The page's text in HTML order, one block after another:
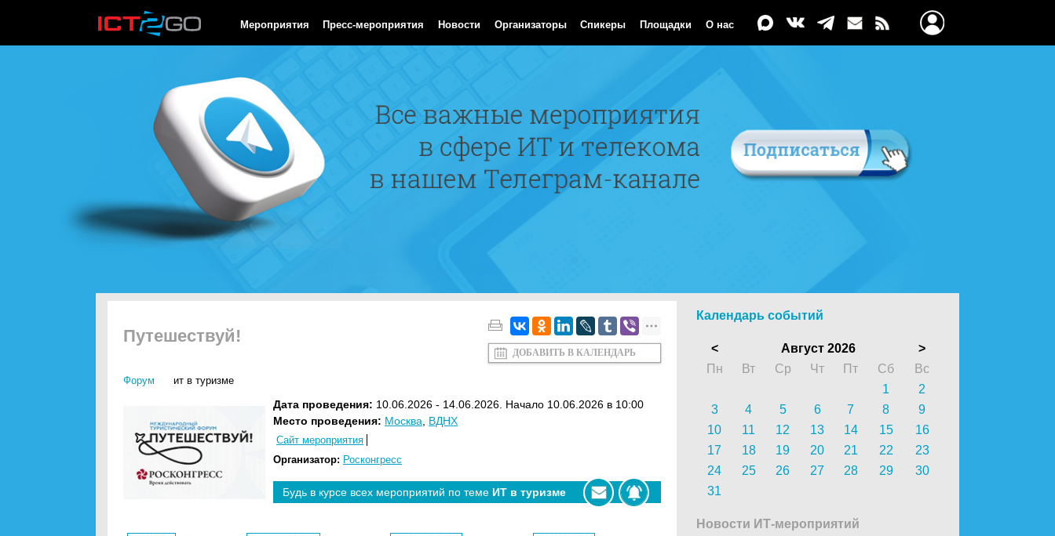
Мероприятия Пресс-мероприятия Новости Организаторы Спикеры Площадки О нас
Путешествуй!
ДОБАВИТЬ В КАЛЕНДАРЬ
Форум ит в туризме
Дата проведения: 10.06.2026 - 14.06.2026. Начало 10.06.2026 в 10:00
Место проведения: Москва ВДНХ
Сайт мероприятия
Организатор: Росконгресс
Будь в курсе всех мероприятий по теме ИТ в туризме
Календарь событий
< Август 2026
>
Пн
Вт Ср Чт Пт Сб
Вс
1
2
3
4 5 6 7 8
9
10
11 12 13 14 15
16
17
18 19 20 21 22
23
24
25 26 27 28 29
30
31
Новости ИТ-мероприятий